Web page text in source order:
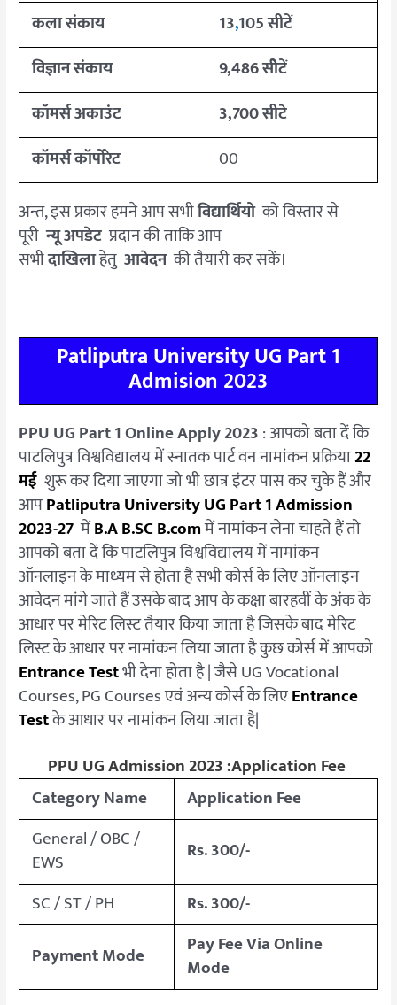
कला संकाय 13,105 सीटें
विज्ञान संकाय
9,486 सीेटें
कॉमर्स अकाउंट
3,700 सीटे
कॉमर्स कॉर्पोरेट
00
अन्त, इस प्रकार हमने आप सभीविद्यार्थियोको विस्तार से
पूरी न्यू अपडेट प्रदान की ताकि आप
सभीदाखिलाहेतु आवेदनकी तैयारी कर सकें।
Patliputra University UG Part 1
Admision 2023
PPU UG Part 1 Online Apply 2023: आपको बता दें कि
पाटलिपुत्र विश्वविद्यालय में स्नातक पार्ट वन नामांकन प्रक्रिया22
मई शुरू कर दिया जाएगा जो भी छात्र इंटर पास कर चुके हैं और
आपPatliputra University UG Part 1 Admission
2023-27 मेंB.A B.SC B.comमें नामांकन लेना चाहते हैं तो
आपको बता दें कि पाटलिपुत्र विश्वविद्यालय में नामांकन
ऑनलाइन के माध्यम से होता है सभी कोर्स के लिए ऑनलाइन
आवेदन मांगे जाते हैं उसके बाद आप के कक्षा बारहवीं के अंक के
आधार पर मेरिट लिस्ट तैयार किया जाता है जिसके बाद मेरिट
लिस्ट के आधार पर नामांकन लिया जाता है कुछ कोर्स में आपको
Entrance Testभी देना होता है | जैसे UG Vocational
Courses, PG Courses एवं अन्य कोर्स के लिएEntrance
Testके आधार पर नामांकन लिया जाता है|
PPU UG Admission 2023 :Application Fee
Category Name
Application Fee
General / OBC /
EWS
Rs. 300/-
SC / ST / PH
Rs. 300/-
Payment Mode
Pay Fee Via Online
Mode